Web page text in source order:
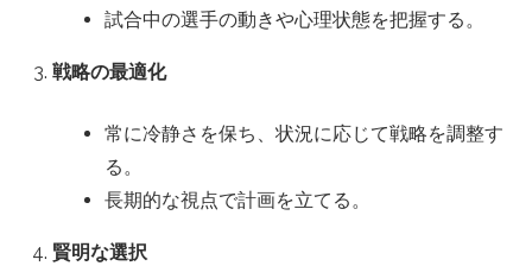
試合中の選手の動きや心理状態を把握する。
戦略の最適化
常に冷静さを保ち、状況に応じて戦略を調整す
る。
長期的な視点で計画を立てる。
賢明な選択